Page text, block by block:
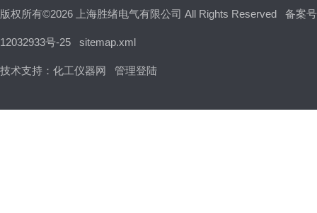
版权所有©2026 上海胜绪电气有限公司 All Rights Reserved 备案
12032933号-25 sitemap.xml
技术支持： 化工仪器网 管理登陆